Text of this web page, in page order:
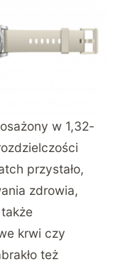
w 1,32-
przystało,
zdrowia,
krwi czy
też